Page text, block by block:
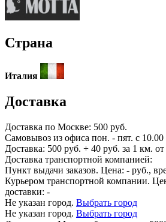
Страна
Италия
Доставка
Доставка по Москве: 500 руб.
Самовывоз из офиса пон. - пят. с 10.00
Доставка: 500 руб. + 40 руб. за 1 км.
Доставка транспортной компанией:
Пункт выдачи заказов. Цена: - руб.,
Курьером транспортной компании.
доставки: -
Не указан город. Выбрать город
Не указан город. Выбрать город